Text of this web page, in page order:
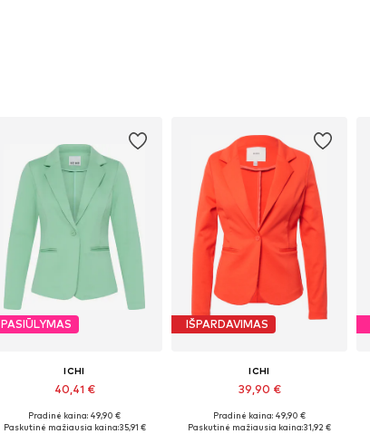
PASIŪLYMAS
ICHI
40,41 €
Galimi dydžiai: 36, 38, 40, 42, 44
Pradinė kaina: 49,90 €
Paskutinė mažiausia kaina:35,91 €
IŠPARDAVIMAS
ICHI
39,90 €
Galimi dydžiai: 34, 36, 38, 40, 42
Pradinė kaina: 49,90 €
Paskutinė mažiausia kaina:31,92 €